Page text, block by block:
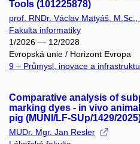
Tools (101225878)
prof. RNDr. Václav Matyáš, M.Sc.,
Fakulta informatiky
1/2026 — 12/2028
Evropská unie / Horizont Evropa
9 – Průmysl, inovace a
Comparative analysis of
marking dyes - in vivo
pig (MUNI/LF-SUp/1429/
MUDr. Mgr. Jan Resler